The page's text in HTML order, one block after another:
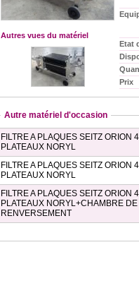
Autres vues du matériel
Etat
Prix
Autre matériel d'occasion
FILTRE A PLAQUES SEITZ ORION
PLATEAUX NORYL
FILTRE A PLAQUES SEITZ ORION
PLATEAUX NORYL
FILTRE A PLAQUES SEITZ ORION
PLATEAUX NORYL+CHAMBRE DE
RENVERSEMENT